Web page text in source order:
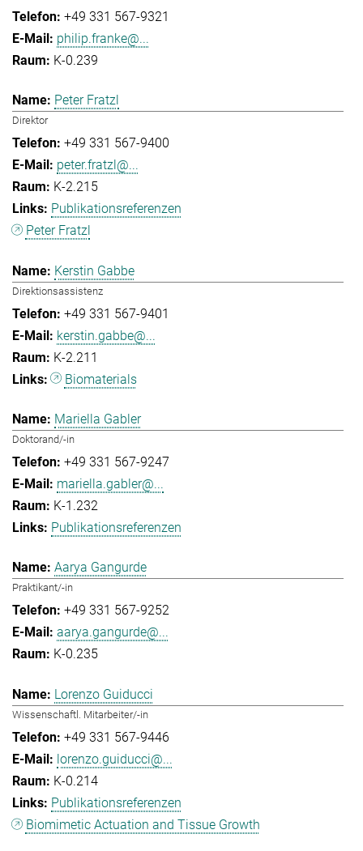
+49 331 567-9321
philip.franke@...
K-0.239
Peter Fratzl
Direktor
+49 331 567-9400
peter.fratzl@...
K-2.215
Publikationsreferenzen
Peter Fratzl
Kerstin Gabbe
Direktionsassistenz
+49 331 567-9401
kerstin.gabbe@...
K-2.211
Biomaterials
Mariella Gabler
Doktorand/-in
+49 331 567-9247
mariella.gabler@...
K-1.232
Publikationsreferenzen
Aarya Gangurde
Praktikant/-in
+49 331 567-9252
aarya.gangurde@...
K-0.235
Lorenzo Guiducci
Wissenschaftl. Mitarbeiter/-in
+49 331 567-9446
lorenzo.guiducci@...
K-0.214
Publikationsreferenzen
Biomimetic Actuation and Tissue Growth